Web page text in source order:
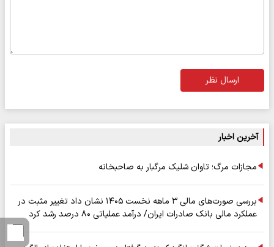
ارسال نظر
آخرین اخبار
مجازات مرگ؛ تاوان شلیک مرگبار به صاحبخانه
بررسی صورت‌های مالی ۳ ماهه نخست ۱۴۰۵ نشان داد تغییر مثبت در
عملکرد مالی بانک صادرات ایران/ درآمد عملیاتی ۸۰ درصد رشد کرد